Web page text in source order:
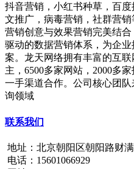
抖音营销，小红书种草，百
文推广，病毒营销，社群营
营销创意与效果营销完美结
驱动的数据营销体系，为企
案。龙天网络拥有丰富的互
主，6500多家网站，2000多
一手渠道合作。公司核心团
询领域
联系我们
地址：北京朝阳区朝阳路财
电话：15601066929